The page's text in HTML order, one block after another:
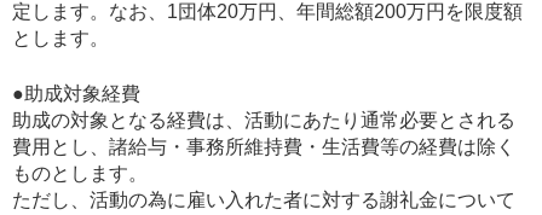
定します。なお、1団体20万円、年間総額200万円を限度額
とします。
●助成対象経費
助成の対象となる経費は、活動にあたり通常必要とされる
費用とし、諸給与・事務所維持費・生活費等の経費は除く
ものとします。
ただし、活動の為に雇い入れた者に対する謝礼金について